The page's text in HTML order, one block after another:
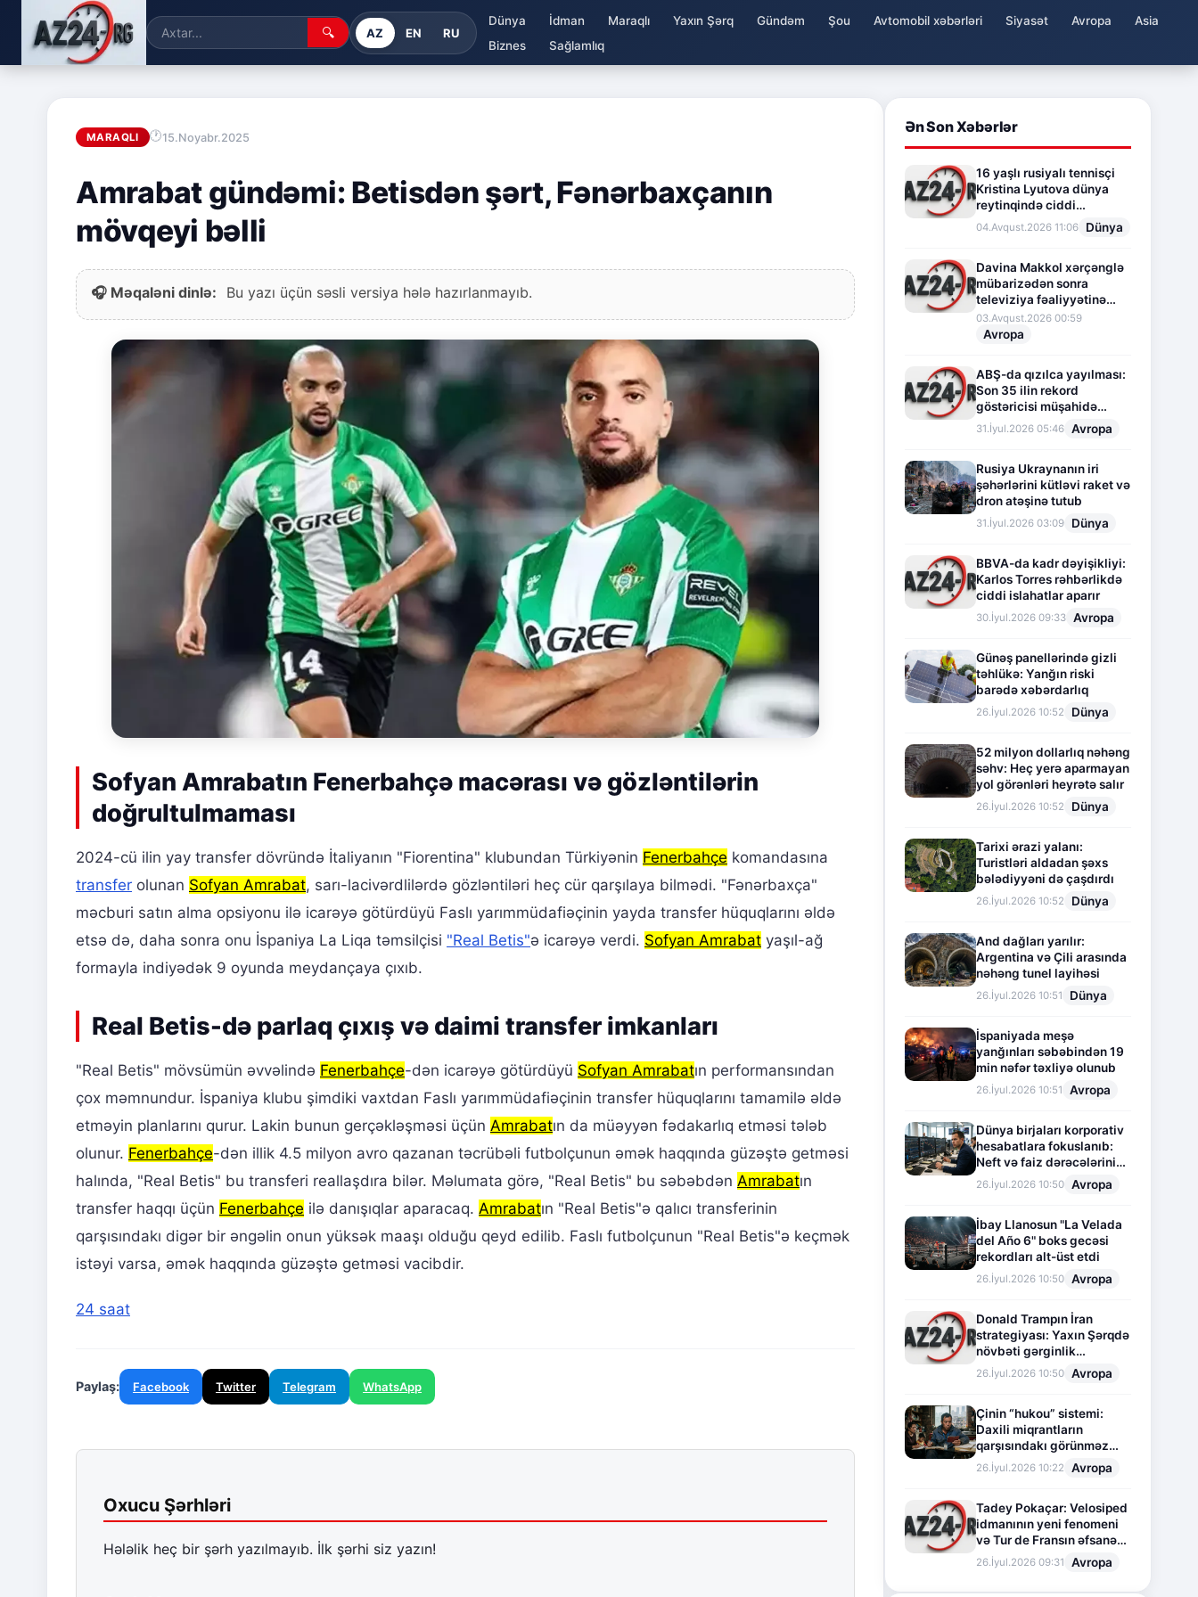
🔍 AZ EN RU
Dünya İdman Maraqlı Yaxın Şərq Gündəm Şou Avtomobil xəbərləri Siyasət Avropa
Asia
Biznes
Sağlamlıq
MARAQLI 15.Noyabr.2025
Amrabat gündəmi: Betisdən şərt, Fənərbaxçanın
mövqeyi bəlli
🎧 Məqaləni dinlə: Bu yazı üçün səsli versiya hələ hazırlanmayıb.
Sofyan Amrabatın Fenerbahçə macərası və gözləntilərin
doğrultulmaması
2024-cü ilin yay transfer dövründə İtaliyanın "Fiorentina" klubundan Türkiyənin Fenerbahçe komandasına
transfer olunan Sofyan Amrabat, sarı-lacivərdlilərdə gözləntiləri heç cür qarşılaya bilmədi. "Fənərbaxça"
məcburi satın alma opsiyonu ilə icarəyə götürdüyü Faslı yarımmüdafiəçinin yayda transfer hüquqlarını əldə
etsə də, daha sonra onu İspaniya La Liqa təmsilçisi "Real Betis"ə icarəyə verdi. Sofyan Amrabat yaşıl-ağ
formayla indiyədək 9 oyunda meydançaya çıxıb.
Real Betis-də parlaq çıxış və daimi transfer imkanları
"Real Betis" mövsümün əvvəlində Fenerbahçe-dən icarəyə götürdüyü Sofyan Amrabatın performansından
çox məmnundur. İspaniya klubu şimdiki vaxtdan Faslı yarımmüdafiəçinin transfer hüquqlarını tamamilə əldə
etməyin planlarını qurur. Lakin bunun gerçəkləşməsi üçün Amrabatın da müəyyən fədakarlıq etməsi tələb
olunur. Fenerbahçe-dən illik 4.5 milyon avro qazanan təcrübəli futbolçunun əmək haqqında güzəştə getməsi
halında, "Real Betis" bu transferi reallaşdıra bilər. Məlumata görə, "Real Betis" bu səbəbdən Amrabatın
transfer haqqı üçün Fenerbahçe ilə danışıqlar aparacaq. Amrabatın "Real Betis"ə qalıcı transferinin
qarşısındakı digər bir əngəlin onun yüksək maaşı olduğu qeyd edilib. Faslı futbolçunun "Real Betis"ə keçmək
istəyi varsa, əmək haqqında güzəştə getməsi vacibdir.
24 saat
Paylaş: Facebook Twitter Telegram WhatsApp
Oxucu Şərhləri
Hələlik heç bir şərh yazılmayıb. İlk şərhi siz yazın!
Ən Son Xəbərlər
16 yaşlı rusiyalı tennisçi
Kristina Lyutova dünya
reytinqində ciddi
irəliləyişə imza atdı
04.Avqust.2026 11:06 Dünya
Davina Makkol xərçənglə
mübarizədən sonra
televiziya fəaliyyətinə
fasilə verir
03.Avqust.2026 00:59
Avropa
ABŞ-da qızılca yayılması:
Son 35 ilin rekord
göstəricisi müşahidə
olunur
31.İyul.2026 05:46 Avropa
Rusiya Ukraynanın iri
şəhərlərini kütləvi raket və
dron atəşinə tutub
31.İyul.2026 03:09 Dünya
BBVA-da kadr dəyişikliyi:
Karlos Torres rəhbərlikdə
ciddi islahatlar aparır
30.İyul.2026 09:33 Avropa
Günəş panellərində gizli
təhlükə: Yanğın riski
barədə xəbərdarlıq
26.İyul.2026 10:52 Dünya
52 milyon dollarlıq nəhəng
səhv: Heç yerə aparmayan
yol görənləri heyrətə salır
26.İyul.2026 10:52 Dünya
Tarixi ərazi yalanı:
Turistləri aldadan şəxs
bələdiyyəni də çaşdırdı
26.İyul.2026 10:52 Dünya
And dağları yarılır:
Argentina və Çili arasında
nəhəng tunel layihəsi
26.İyul.2026 10:51 Dünya
İspaniyada meşə
yanğınları səbəbindən 19
min nəfər təxliyə olunub
26.İyul.2026 10:51 Avropa
Dünya birjaları korporativ
hesabatlara fokuslanıb:
Neft və faiz dərəcələrinin
təsiri altında cari vəziyyət
26.İyul.2026 10:50 Avropa
İbay Llanosun "La Velada
del Año 6" boks gecəsi
rekordları alt-üst etdi
26.İyul.2026 10:50 Avropa
Donald Trampın İran
strategiyası: Yaxın Şərqdə
növbəti gərginlik
mərhələsi
26.İyul.2026 10:50 Avropa
Çinin “hukou” sistemi:
Daxili miqrantların
qarşısındakı görünməz
sədd
26.İyul.2026 10:22 Avropa
Tadey Pokaçar: Velosiped
idmanının yeni fenomeni
və Tur de Fransın əfsanəvi
səhifəsi
26.İyul.2026 09:31 Avropa